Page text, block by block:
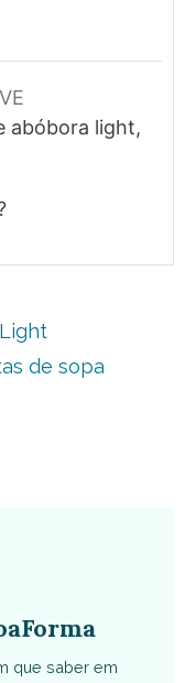
abóbora light,
de sopa
que saber em